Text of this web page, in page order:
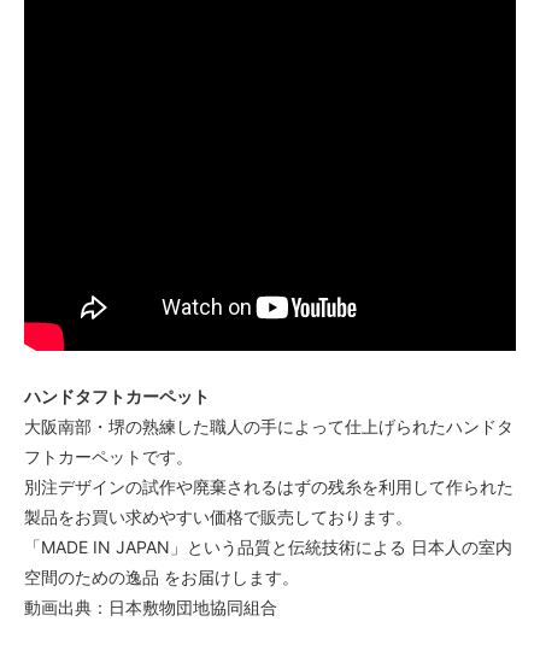
ハンドタフトカーペット
大阪南部・堺の熟練した職人の手によって仕上げられたハンドタ
フトカーペットです。
別注デザインの試作や廃棄されるはずの残糸を利用して作られた
製品をお買い求めやすい価格で販売しております。
「MADE IN JAPAN」という品質と伝統技術による 日本人の室内
空間のための逸品 をお届けします。
動画出典：日本敷物団地協同組合